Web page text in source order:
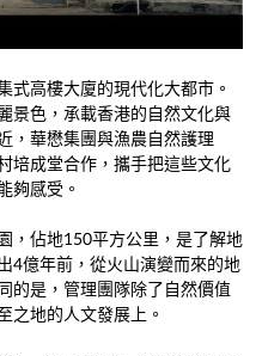
式高樓大廈的現代化大都市。
景色，承載香港的自然文化與
，華懋集團與漁農自然護理
培成堂合作，攜手把這些文化
夠感受。
，佔地150平方公里，是了解地
4億年前，從火山演變而來的地
的是，管理團隊除了自然價值
之地的人文發展上。